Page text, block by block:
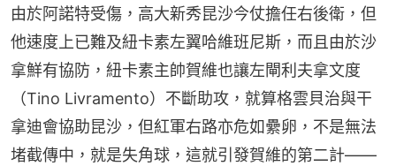
由於阿諾特受傷，高大新秀昆沙今仗擔任右後衛，但
他速度上已難及紐卡素左翼哈維班尼斯，而且由於沙
拿鮮有協防，紐卡素主帥賀維也讓左閘利夫拿文度
（Tino Livramento）不斷助攻，就算格雲貝治與干
拿迪會協助昆沙，但紅軍右路亦危如纍卵，不是無法
堵截傳中，就是失角球，這就引發賀維的第二計——